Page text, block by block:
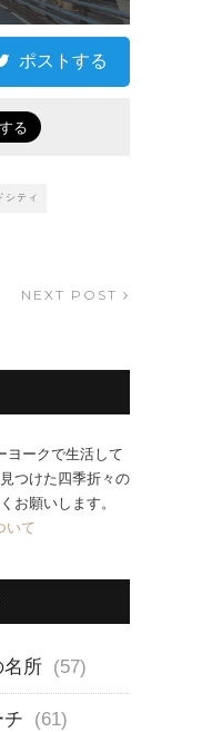
ポストする
シティ
NEXT POST
ヨークで生活して
つけた四季折々の
お願いします。
いて
名所 (57)
(61)